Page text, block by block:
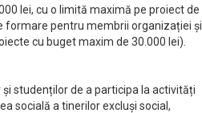
lei, cu o limită maximă pe proiect de
formare pentru membrii organizației și
cu buget maxim de 30.000 lei).
studenților de a participa la activități
socială a tinerilor excluși social,